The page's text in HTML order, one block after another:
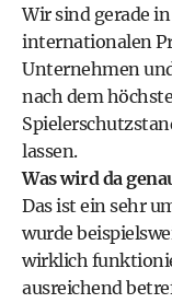
Wir sind gerade
internationalen
Unternehmen
nach dem
lassen.
Was wird da
Das ist ein sehr
wurde
wirklich
ausreichend